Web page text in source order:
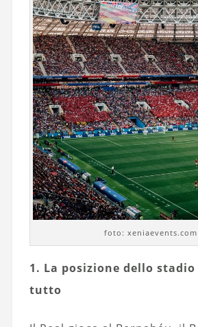
foto: xeniaevents.com
1. La posizione dello stadio
tutto